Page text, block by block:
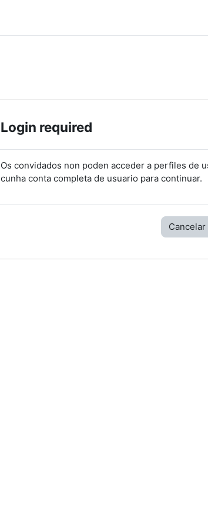
Login required
Os convidados non poden acceder a perfiles de
cunha conta completa de usuario para continuar.
Cancelar